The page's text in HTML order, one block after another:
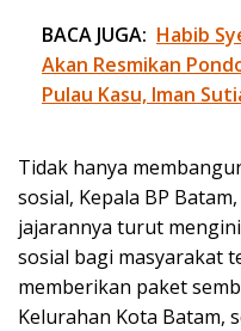
BACA JUGA: Habib
Akan Resmikan
Pulau Kasu, Iman
Tidak hanya
sosial, Kepala BP
jajarannya turut
sosial bagi masyarakat
memberikan paket
Kelurahan Kota Batam,